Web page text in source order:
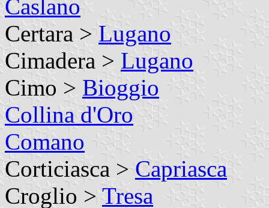
Caslano
Certara > Lugano
Cimadera > Lugano
Cimo > Bioggio
Collina d'Oro
Comano
Corticiasca > Capriasca
Croglio > Tresa